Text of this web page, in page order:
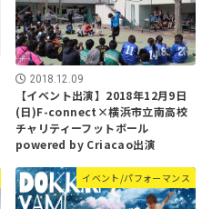
2018.12.09
【イベント出演】2018年12月9日
(日)F-connect×横浜市立南高校
チャリティーフットボール
powered by Criacao出演
イベント/パフォーマンス